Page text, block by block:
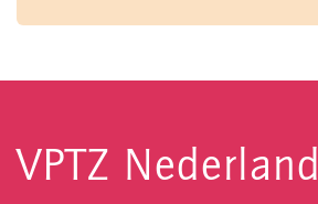
VPTZ Nederland